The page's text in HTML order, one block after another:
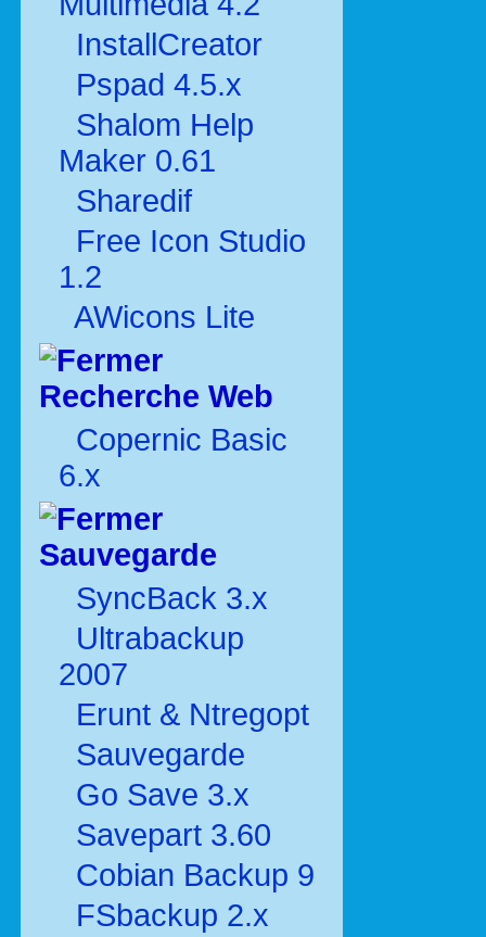
InstallCreator
Pspad 4.5.x
Shalom Help
Maker 0.61
Sharedif
Free Icon Studio
1.2
AWicons Lite
Recherche Web
Copernic Basic
6.x
Sauvegarde
SyncBack 3.x
Ultrabackup
2007
Erunt & Ntregopt
Sauvegarde
Go Save 3.x
Savepart 3.60
Cobian Backup 9
FSbackup 2.x